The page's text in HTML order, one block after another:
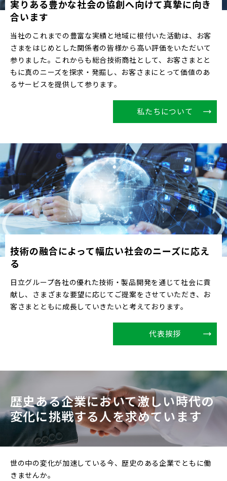
実りある豊かな社会の協創へ向けて真摯に向き
合います
当社のこれまでの豊富な実績と地域に根付いた活動は、お客
さまをはじめとした関係者の皆様から高い評価をいただいて
参りました。これからも総合技術商社として、お客さまとと
もに真のニーズを探求・発掘し、お客さまにとって価値のあ
るサービスを提供して参ります。
私たちについて
技術の融合によって幅広い社会のニーズに応え
る
日立グループ各社の優れた技術・製品開発を通じて社会に貢
献し、さまざまな要望に応じてご提案をさせていただき、お
客さまとともに成長していきたいと考えております。
代表挨拶
歴史ある企業において激しい時代の
変化に挑戦する人を求めています
世の中の変化が加速している今、歴史のある企業でともに働
きませんか。